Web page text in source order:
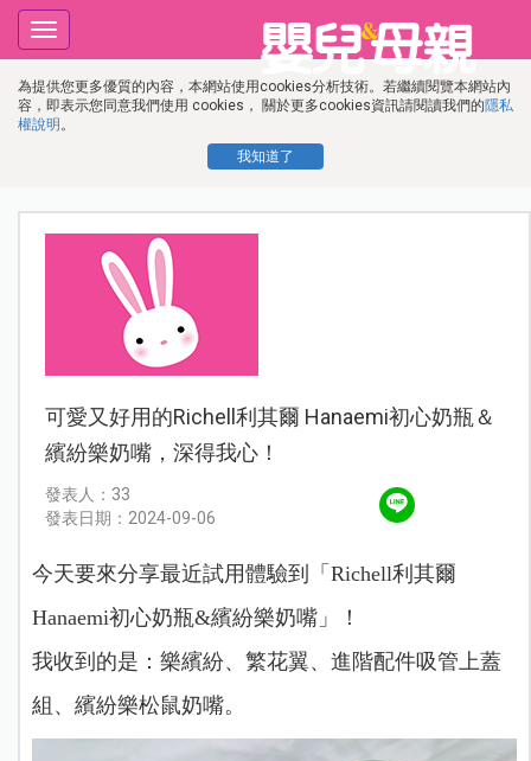
為提供您更多優質的內容，本網站使用cookies分析技術。若繼續閱覽本網站內
容，即表示您同意我們使用 cookies， 關於更多cookies資訊請閱讀我們的隱私
權說明 。
我知道了
Toggle
navigation
可愛又好用的Richell利其爾 Hanaemi初心奶瓶＆
繽紛樂奶嘴，深得我心！
發表人：33
發表日期：2024-09-06
今天要來分享最近試用體驗到「Richell利其爾
Hanaemi初心奶瓶&繽紛樂奶嘴」！
我收到的是：樂繽紛、繁花翼、進階配件吸管上蓋
組、繽紛樂松鼠奶嘴。